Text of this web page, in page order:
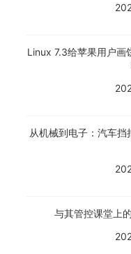
Linux 7.3给苹果用户
从机械到电子：汽车
与其管控课堂上